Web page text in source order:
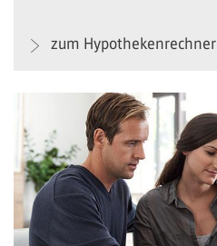
zum Hypothekenrechner